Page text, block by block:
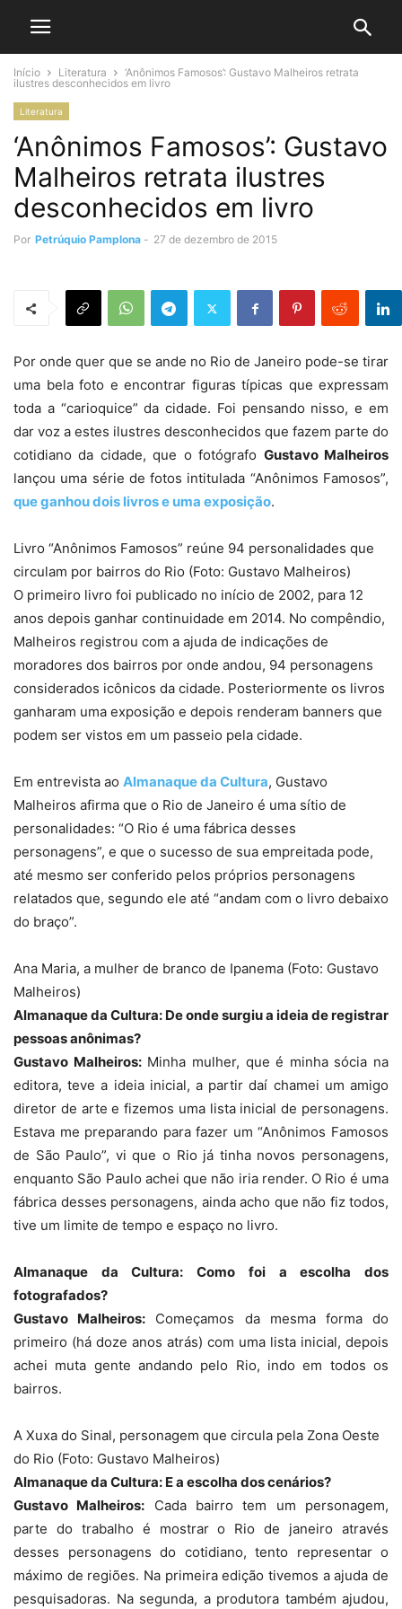
Início Literatura
‘Anônimos Famosos’: Gustavo Malheiros retrata
ilustres desconhecidos em livro
Literatura
‘Anônimos Famosos’: Gustavo
Malheiros retrata ilustres
desconhecidos em livro
Por Petrúquio Pamplona - 27 de dezembro de 2015
Por onde quer que se ande no Rio de Janeiro pode-se tirar
uma bela foto e encontrar figuras típicas que expressam
toda a “carioquice” da cidade. Foi pensando nisso, e em
dar voz a estes ilustres desconhecidos que fazem parte do
cotidiano da cidade, que o fotógrafo Gustavo Malheiros
lançou uma série de fotos intitulada “Anônimos Famosos”,
que ganhou dois livros e uma exposição.
Livro “Anônimos Famosos” reúne 94 personalidades que
circulam por bairros do Rio (Foto: Gustavo Malheiros)
O primeiro livro foi publicado no início de 2002, para 12
anos depois ganhar continuidade em 2014. No compêndio,
Malheiros registrou com a ajuda de indicações de
moradores dos bairros por onde andou, 94 personagens
considerados icônicos da cidade. Posteriormente os livros
ganharam uma exposição e depois renderam banners que
podem ser vistos em um passeio pela cidade.
Em entrevista ao Almanaque da Cultura, Gustavo
Malheiros afirma que o Rio de Janeiro é uma sítio de
personalidades: “O Rio é uma fábrica desses
personagens”, e que o sucesso de sua empreitada pode,
até mesmo ser conferido pelos próprios personagens
relatados que, segundo ele até “andam com o livro debaixo
do braço”.
Ana Maria, a mulher de branco de Ipanema (Foto: Gustavo
Malheiros)
Almanaque da Cultura: De onde surgiu a ideia de registrar
pessoas anônimas?
Gustavo Malheiros:Minha mulher, que é minha sócia na
editora, teve a ideia inicial, a partir daí chamei um amigo
diretor de arte e fizemos uma lista inicial de personagens.
Estava me preparando para fazer um “Anônimos Famosos
de São Paulo”, vi que o Rio já tinha novos personagens,
enquanto São Paulo achei que não iria render. O Rio é uma
fábrica desses personagens, ainda acho que não fiz todos,
tive um limite de tempo e espaço no livro.
Almanaque da Cultura: Como foi a escolha dos
fotografados?
Gustavo Malheiros: Começamos da mesma forma do
primeiro (há doze anos atrás) com uma lista inicial, depois
achei muta gente andando pelo Rio, indo em todos os
bairros.
A Xuxa do Sinal, personagem que circula pela Zona Oeste
do Rio (Foto: Gustavo Malheiros)
Almanaque da Cultura: E a escolha dos cenários?
Gustavo Malheiros: Cada bairro tem um personagem,
parte do trabalho é mostrar o Rio de janeiro através
desses personagens do cotidiano, tento representar o
máximo de regiões. Na primeira edição tivemos a ajuda de
pesquisadoras. Na segunda, a produtora também ajudou,